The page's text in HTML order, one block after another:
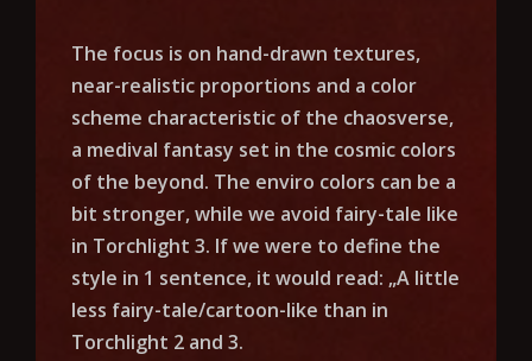
The focus is on hand-drawn textures,
near-realistic proportions and a color
scheme characteristic of the chaosverse,
a medival fantasy set in the cosmic colors
of the beyond. The enviro colors can be a
bit stronger, while we avoid fairy-tale like
in Torchlight 3. If we were to define the
style in 1 sentence, it would read: „A little
less fairy-tale/cartoon-like than in
Torchlight 2 and 3.